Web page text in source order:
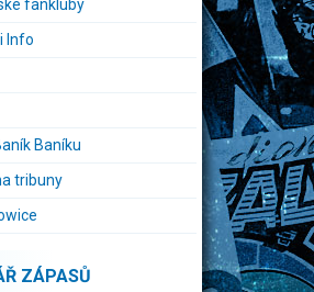
fankluby
Info
Baníku
tribuny
ZÁPASŮ